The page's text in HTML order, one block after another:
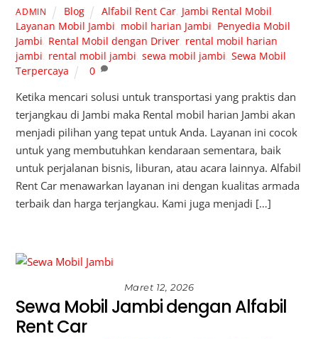
ADMIN Blog Alfabil Rent Car, Jambi Rental Mobil
Layanan Mobil Jambi mobil harian Jambi Penyedia Mobil
Jambi Rental Mobil dengan Driver rental mobil harian
jambi rental mobil jambi ,sewa mobil jambi ,Sewa Mobil
Terpercaya
0
Ketika mencari solusi untuk transportasi yang praktis dan
terjangkau di Jambi maka Rental mobil harian Jambi akan
menjadi pilihan yang tepat untuk Anda. Layanan ini cocok
untuk yang membutuhkan kendaraan sementara, baik
untuk perjalanan bisnis, liburan, atau acara lainnya. Alfabil
Rent Car menawarkan layanan ini dengan kualitas armada
terbaik dan harga terjangkau. Kami juga menjadi […]
Maret 12, 2026
Sewa Mobil Jambi dengan Alfabil
Rent Car